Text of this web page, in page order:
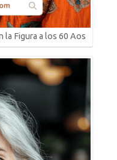
la Figura a los 60 Aos